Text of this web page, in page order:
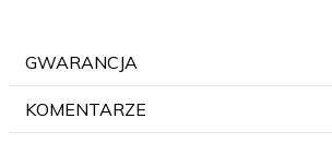
GWARANCJA
KOMENTARZE